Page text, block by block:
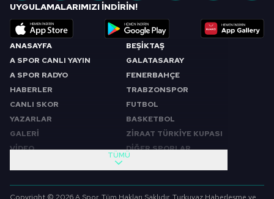
ANASAYFA
A SPOR CANLI YAYIN
A SPOR RADYO
HABERLER
CANLI SKOR
YAZARLAR
GALERİ
VİDEO
BEŞİKTAŞ
GALATASARAY
FENERBAHÇE
TRABZONSPOR
FUTBOL
BASKETBOL
ZİRAAT TÜRKİYE KUPASI
DİĞER SPORLAR
SABAH SPORU
FUTBOL
TÜMÜ
UYGULAMALARIMIZI İNDİRİN!
Copyright © 2026 A Spor. Tüm Hakları Saklıdır. Turkuvaz Haberleşme ve